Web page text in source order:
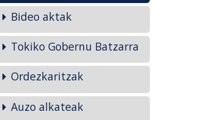
Bideo aktak
Tokiko Gobernu Batzarra
Ordezkaritzak
Auzo alkateak